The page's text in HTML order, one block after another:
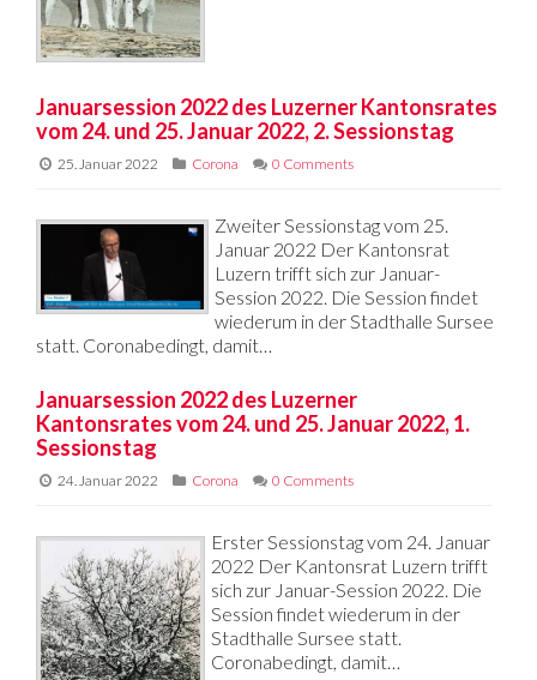
Januarsession 2022 des Luzerner Kantonsrates
vom 24. und 25. Januar 2022, 2. Sessionstag
25. Januar 2022 Corona 0 Comments
Zweiter Sessionstag vom 25.
Januar 2022 Der Kantonsrat
Luzern trifft sich zur Januar-
Session 2022. Die Session findet
wiederum in der Stadthalle Sursee
statt. Coronabedingt, damit…
Januarsession 2022 des Luzerner
Kantonsrates vom 24. und 25. Januar 2022, 1.
Sessionstag
24. Januar 2022 Corona 0 Comments
Erster Sessionstag vom 24. Januar
2022 Der Kantonsrat Luzern trifft
sich zur Januar-Session 2022. Die
Session findet wiederum in der
Stadthalle Sursee statt.
Coronabedingt, damit…